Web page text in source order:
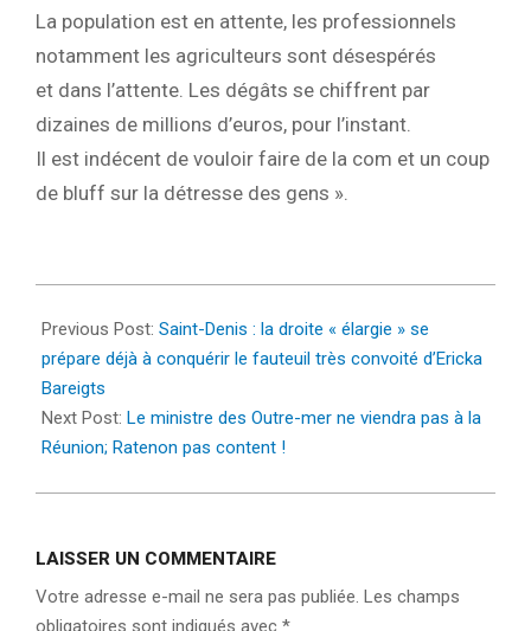
La population est en attente, les professionnels
notamment les agriculteurs sont désespérés
et dans l’attente. Les dégâts se chiffrent par
dizaines de millions d’euros, pour l’instant.
Il est indécent de vouloir faire de la com et un coup
de bluff sur la détresse des gens ».
01-
28
Previous Post: Saint-Denis : la droite « élargie » se
prépare déjà à conquérir le fauteuil très convoité d’Ericka
Bareigts
Next Post: Le ministre des Outre-mer ne viendra pas à la
Réunion; Ratenon pas content !
LAISSER UN COMMENTAIRE
Votre adresse e-mail ne sera pas publiée. Les champs
obligatoires sont indiqués avec *